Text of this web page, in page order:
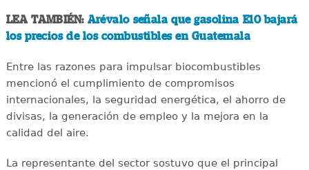
LEA TAMBIÉN: Arévalo señala que gasolina E10 bajará
los precios de los combustibles en Guatemala
Entre las razones para impulsar biocombustibles
mencionó el cumplimiento de compromisos
internacionales, la seguridad energética, el ahorro de
divisas, la generación de empleo y la mejora en la
calidad del aire.
La representante del sector sostuvo que el principal